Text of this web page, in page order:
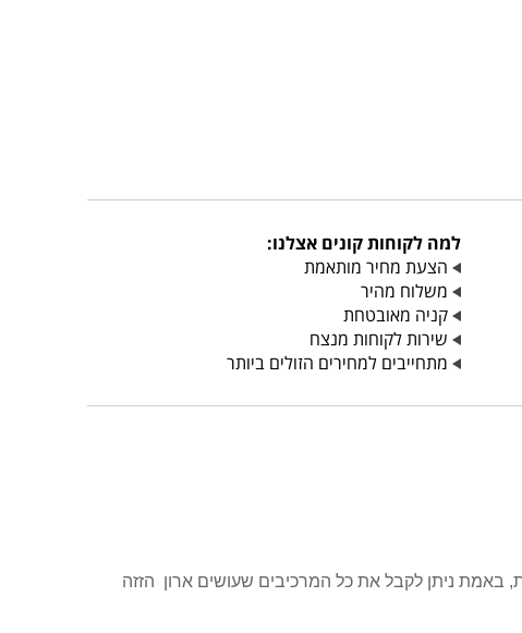
למה לקוחות קונים אצלנו:
הצעת מחיר מותאמת
משלוח מהיר
קניה מאובטחת
שירות לקוחות מנצח
מתחייבים למחירים הזולים ביותר
באמת ניתן לקבל את כל המרכיבים שעושים ארון הזזה